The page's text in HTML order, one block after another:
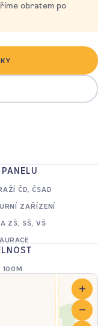
obratem po
ČD, ČSAD
ZAŘÍZENÍ
ZŠ, SŠ, VŠ
100M